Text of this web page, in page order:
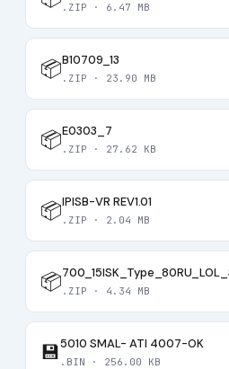
.ZIP · 6.47 MB
📦B10709_13
.ZIP · 23.90 MB
📦E0303_7
.ZIP · 27.62 KB
📦IPISB-VR REV1.01
.ZIP · 2.04 MB
📦 .ZIP · 4.34 MB
💾5010 SMAL- ATI 4007-OK
.BIN · 256.00 KB